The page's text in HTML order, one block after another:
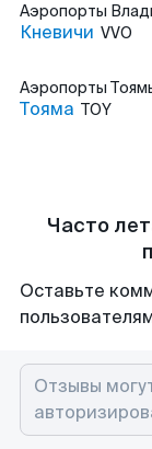
Аэропорты
Кневичи VVO
Аэропорты
Тояма TOY
Часто
Оставьте